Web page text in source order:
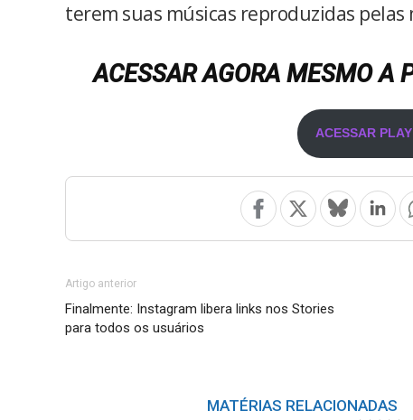
terem suas músicas reproduzidas pelas
ACESSAR AGORA MESMO A
ACESSAR
Artigo anterior
Finalmente: Instagram libera links nos Stories
para todos os usuários
MATÉRIAS RELACIONADAS